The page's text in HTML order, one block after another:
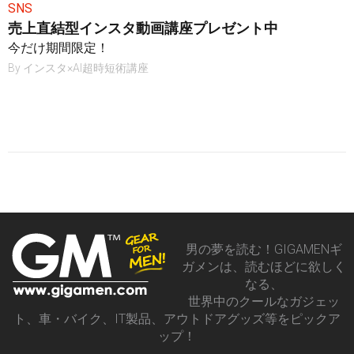
SNS
売上直結型インスタ動画講座プレゼント中
今だけ期間限定！
By インスタ×AI超時短術講座
男の夢を読む！GIGAMENギ
ガメンは、読むほどに欲しく
なる、
世界中のクールなガジェッ
ト、車・バイク、IT製品、アウトドアグッズ等をピックア
ップ！